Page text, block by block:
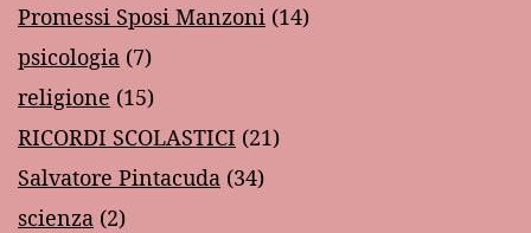
Promessi Sposi Manzoni (14)
psicologia (7)
religione (15)
RICORDI SCOLASTICI (21)
Salvatore Pintacuda (34)
scienza (2)